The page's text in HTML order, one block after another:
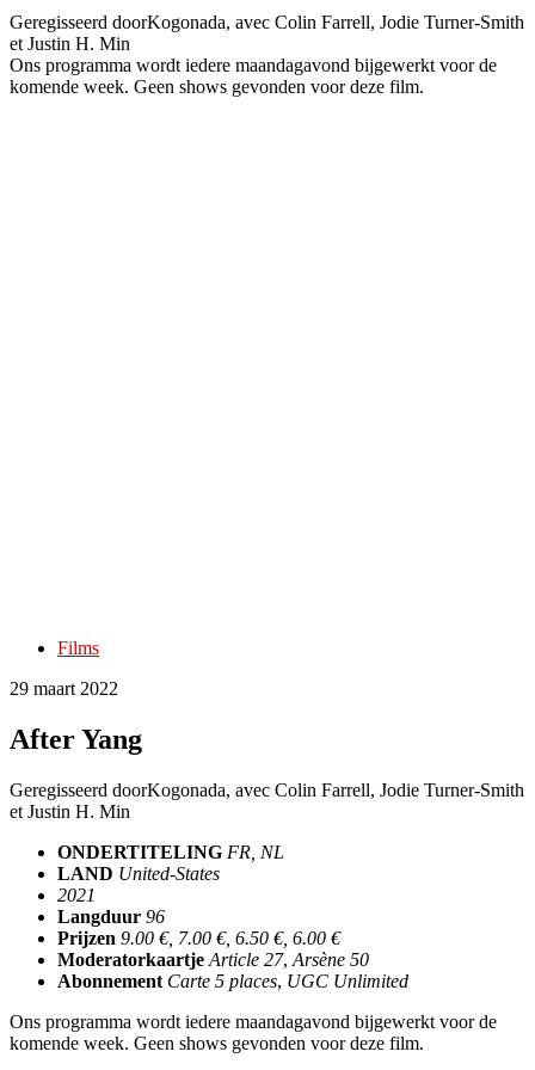
Geregisseerd doorKogonada, avec Colin Farrell, Jodie Turner-Smith
et Justin H. Min
Ons programma wordt iedere maandagavond bijgewerkt voor de
komende week. Geen shows gevonden voor deze film.
Films
29 maart 2022
After Yang
Geregisseerd doorKogonada, avec Colin Farrell, Jodie Turner-Smith
et Justin H. Min
ONDERTITELING FR, NL
LAND United-States
2021
Langduur 96
Prijzen 9.00 €, 7.00 €, 6.50 €, 6.00 €
Moderatorkaartje Article 27, Arsène 50
Abonnement Carte 5 places, UGC Unlimited
Ons programma wordt iedere maandagavond bijgewerkt voor de
komende week. Geen shows gevonden voor deze film.